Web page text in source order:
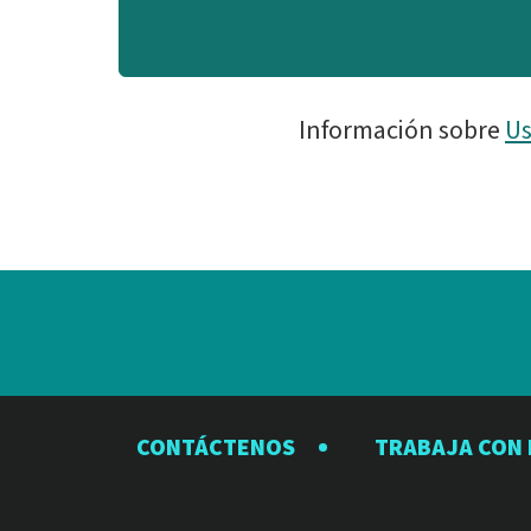
Información sobre
CONTÁCTENOS TRABAJA CON